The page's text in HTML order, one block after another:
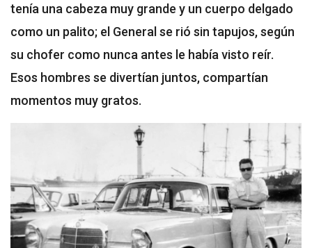
tenía una cabeza muy grande y un cuerpo delgado
como un palito; el General se rió sin tapujos, según
su chofer como nunca antes le había visto reír.
Esos hombres se divertían juntos, compartían
momentos muy gratos.